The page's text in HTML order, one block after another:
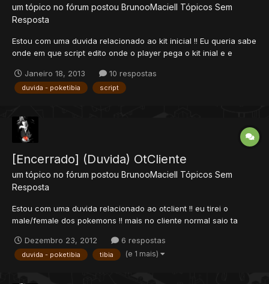
um tópico no fórum postou BrunooMaciell Tópicos Sem
Resposta
Estou com uma duvida relacionado ao kit inicial !! Eu queria sabe
onde em que script edito onde o player pega o kit inial e e
Prof.Robert so que na hora de pega o bau do kit ele e
teleportado pro local errado e queria saber onde mex...
Janeiro 18, 2013 10 respostas
duvida - poketibia script
[Encerrado] (Duvida) OtCliente
um tópico no fórum postou BrunooMaciell Tópicos Sem
Resposta
Estou com uma duvida relacionado ao otclient !! eu tirei o
male/female dos pokemons !! mais no cliente normal saio ta
os sexos !! oque devo fazer pra fica igual o cliente normal ??
Obs: ja ta com o tibia.pic na pasta e tudo...
Dezembro 23, 2012 6 respostas
duvida - poketibia tibia (e 1 mais)